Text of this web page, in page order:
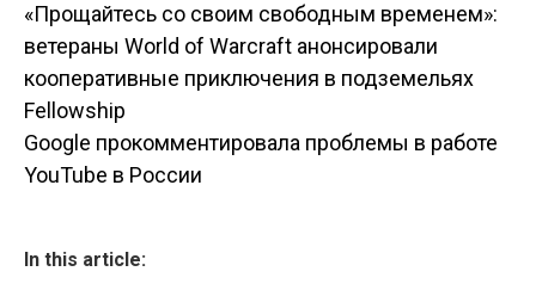
Навигация по
записям
«Прощайтесь со своим свободным временем»:
ветераны World of Warcraft анонсировали
кооперативные приключения в подземельях
Fellowship
Google прокомментировала проблемы в работе
YouTube в России
In this article: